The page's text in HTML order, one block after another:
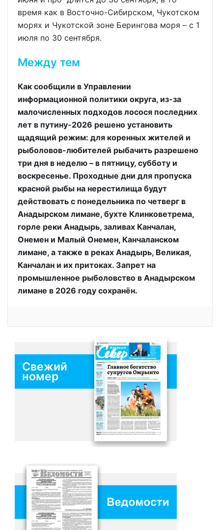
время как в Восточно-Сибирском, Чукотском
морях и Чукотской зоне Берингова моря – с 1
июля по 30 сентября.
Между тем
Как сообщили в Управлении
информационной политики округа, из-за
малочисленных подходов лосося последних
лет в путину-2026 решено установить
щадящий режим: для коренных жителей и
рыболовов-любителей рыбачить разрешено
три дня в неделю – в пятницу, субботу и
воскресенье. Проходные дни для пропуска
красной рыбы на нерестилища будут
действовать с понедельника по четверг в
Анадырском лимане, бухте Клинковетрема,
горле реки Анадырь, заливах Канчалан,
Онемен и Малый Онемен, Канчаланском
лимане, а также в реках Анадырь, Великая,
Канчалан и их притоках. Запрет на
промышленное рыболовство в Анадырском
лимане в 2026 году сохранён.
Свежий
номер